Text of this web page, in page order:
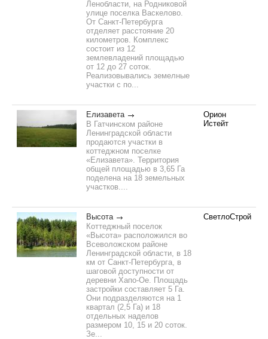
Ленобласти, на Родниковой
улице поселка Васкелово.
От Санкт-Петербурга
отделяет расстояние 20
километров. Комплекс
состоит из 12
землевладений площадью
от 12 до 27 соток.
Реализовывались земелные
участки с по...
Елизавета
В Гатчинском районе
Ленинградской области
продаются участки в
коттеджном поселке
«Елизавета». Территория
общей площадью в 3,65 Га
поделена на 18 земельных
участков....
Орион
Истейт
Высота
Коттеджный поселок
«Высота» расположился во
Всеволожском районе
Ленинградской области, в 18
км от Санкт-Петербурга, в
шаговой доступности от
деревни Хапо-Ое. Площадь
застройки составляет 5 Га.
Они подразделяются на 1
квартал (2,5 Га) и 18
отдельных наделов
размером 10, 15 и 20 соток.
Зе...
СветлоСтрой